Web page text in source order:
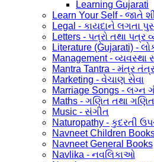
Learning Gujarati
Learn Your Self - જાતે
Legal - કાયદાને લગતા
Letters - પત્રો તથા પત્ર
Literature (Gujarati) -
Management - વ્યવસ્થા
Mantra Tantra - મંત્ર
Marketing - વેચાણ સેવા
Marriage Songs - લગ્ન
Maths - ગણિત તથા
Music - સંગીત
Naturopathy - કુદરતી
Navneet Children
Navneet General Books
Navlika - નવલિકાઓ